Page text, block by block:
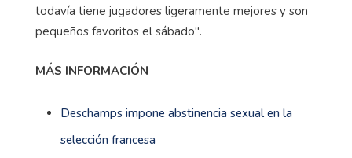
todavía tiene jugadores ligeramente mejores y son
pequeños favoritos el sábado".
MÁS INFORMACIÓN
Deschamps impone abstinencia sexual en la
selección francesa